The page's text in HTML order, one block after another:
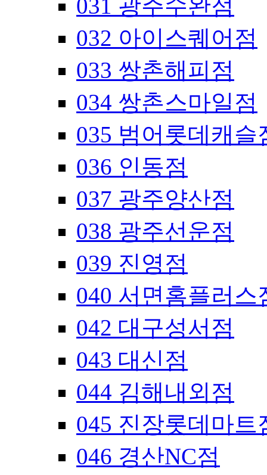
031 광주수완점
032 아이스퀘어점
033 쌍촌해피점
034 쌍촌스마일점
035 범어롯데캐슬
036 인동점
037 광주양산점
038 광주선운점
039 진영점
040 서면홈플러스
042 대구성서점
043 대신점
044 김해내외점
045 진장롯데마트
046 경산NC점